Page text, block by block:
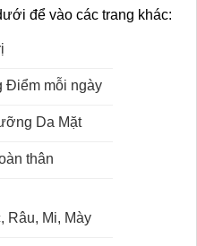
để vào các trang khác:
Điểm mỗi ngày
Da Mặt
thân
Râu, Mi, Mày